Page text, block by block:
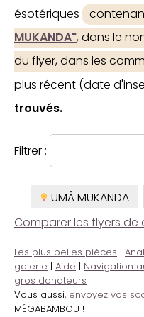
ésotériques
MUKANDA", dans le
du flyer, dans les
plus récent (date
trouvés.
Filtrer :
UMÂ MUKANDA
Comparer les flyers de
Les plus belles pièces |
galerie | Aide | Navigation
gros donateurs
Vous aussi, envoyez vos
MÉGABAMBOU !